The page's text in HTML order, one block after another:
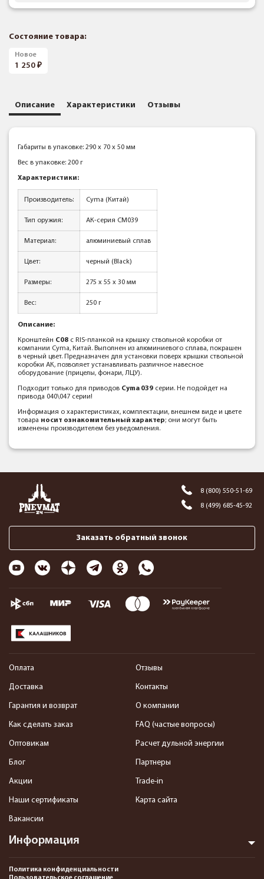
Состояние товара:
Новое
1 250
Описание Характеристики Отзывы
Габариты в упаковке: 290 x 70 x 50 мм
Вес в упаковке: 200 г
Характеристики:
Производитель: Cyma (Китай)
Тип оружия: АК-серия CM039
Материал: алюминиевый сплав
Цвет: черный (Black)
Размеры: 275 x 55 x 30 мм
Вес: 250 г
Описание:
Кронштейн C08 с RIS-планкой на крышку ствольной коробки от
компании Cyma, Китай. Выполнен из алюминиевого сплава, покрашен
в черный цвет. Предназначен для установки поверх крышки ствольной
коробки АК, позволяет устанавливать различное навесное
оборудование (прицелы, фонари, ЛЦУ).
Подходит только для приводов Cyma 039 серии. Не подойдет на
привода 040\047 серии!
Информация о характеристиках, комплектации, внешнем виде и цвете
товара носит ознакомительный характер; они могут быть
изменены производителем без уведомления.
8 (800) 550-51-69
8 (499) 685-45-92
Заказать обратный звонок
Информация
Оплата
Доставка
Гарантия и возврат
Как сделать заказ
Оптовикам
Блог
Акции
Наши сертификаты
Вакансии
Отзывы
Контакты
О компании
FAQ (частые вопросы)
Расчет дульной энергии
Партнеры
Trade-in
Карта сайта
Политика конфиденциальности